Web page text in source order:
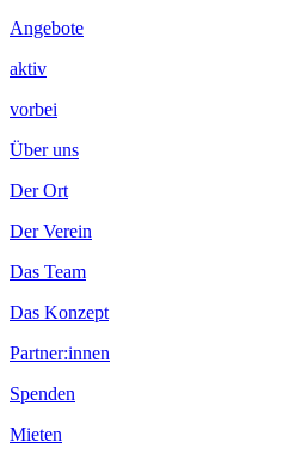
Angebote
aktiv
vorbei
Über uns
Der Ort
Der Verein
Das Team
Das Konzept
Partner:innen
Spenden
Mieten